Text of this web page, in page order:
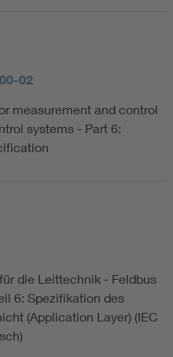
02
measurement and control
systems - Part 6:
die Leittechnik - Feldbus
6: Spezifikation des
(Application Layer) (IEC